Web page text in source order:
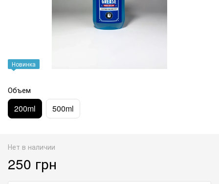
Новинка
Объем
200ml 500ml
Нет в наличии
250 грн